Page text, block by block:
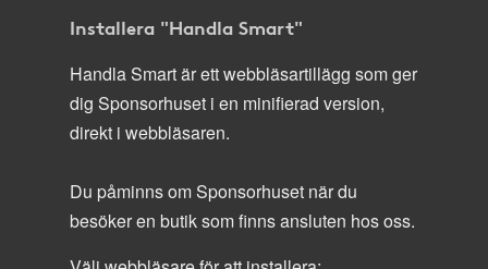
Installera "Handla Smart"
Handla Smart är ett webbläsartillägg som ger
dig Sponsorhuset i en minifierad version,
direkt i webbläsaren.
Du påminns om Sponsorhuset när du
besöker en butik som finns ansluten hos oss.